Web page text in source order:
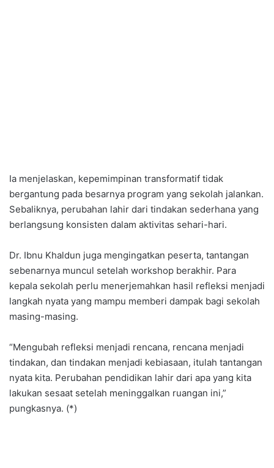
Ia menjelaskan, kepemimpinan transformatif tidak
bergantung pada besarnya program yang sekolah jalankan.
Sebaliknya, perubahan lahir dari tindakan sederhana yang
berlangsung konsisten dalam aktivitas sehari-hari.
Dr. Ibnu Khaldun juga mengingatkan peserta, tantangan
sebenarnya muncul setelah workshop berakhir. Para
kepala sekolah perlu menerjemahkan hasil refleksi menjadi
langkah nyata yang mampu memberi dampak bagi sekolah
masing-masing.
“Mengubah refleksi menjadi rencana, rencana menjadi
tindakan, dan tindakan menjadi kebiasaan, itulah tantangan
nyata kita. Perubahan pendidikan lahir dari apa yang kita
lakukan sesaat setelah meninggalkan ruangan ini,”
pungkasnya. (*)